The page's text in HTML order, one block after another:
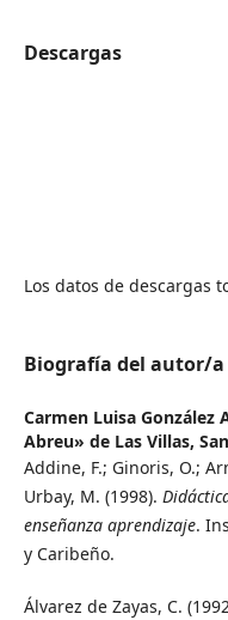
Descargas
Los datos de descargas
Biografía del autor/a
Carmen Luisa González
Abreu» de Las Villas,
Addine, F.; Ginoris, O.;
Urbay, M. (1998).
enseñanza aprendizaje.
y Caribeño.
Álvarez de Zayas, C.